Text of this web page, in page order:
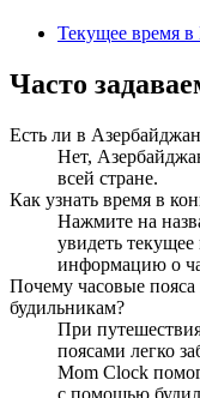
Текущее время в
Часто
Есть ли в
Нет,
всей стране.
Как узнать время в
Нажмите на
увидеть
информацию о
Почему часовые
будильникам?
При
поясами легко
Mom Clock
с помощью